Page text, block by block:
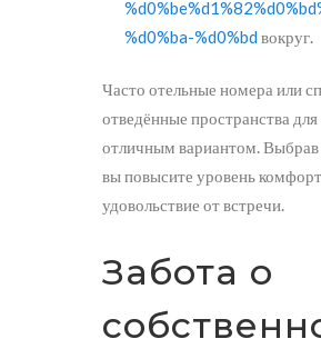
%d0%ba-%d0%bd вокруг.
Часто отельные номера или
отведённые пространства
отличным вариантом. Выбрав
вы повысите уровень
удовольствие от встречи.
Забота о